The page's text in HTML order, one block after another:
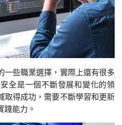
一些職業選擇，實際上還有很多
全是一個不斷發展和變化的領
取得成功，需要不斷學習和更新
能力。